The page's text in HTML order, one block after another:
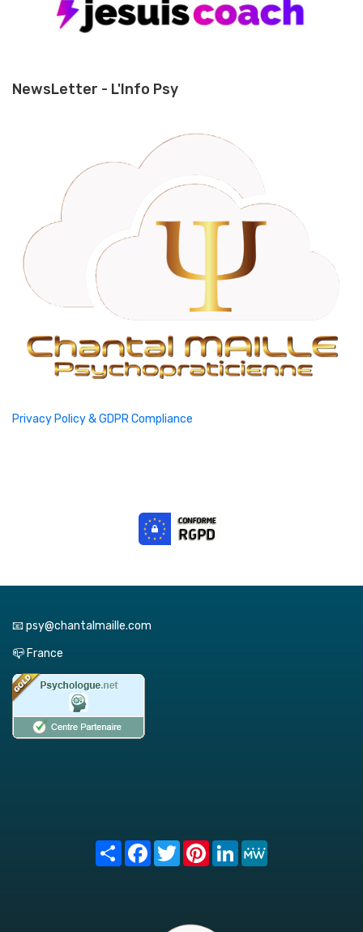
NewsLetter - L'Info Psy
Privacy Policy & GDPR Compliance
📧 psy@chantalmaille.com
📪 France
Share FacebookTwitterPinterest
LinkedIn